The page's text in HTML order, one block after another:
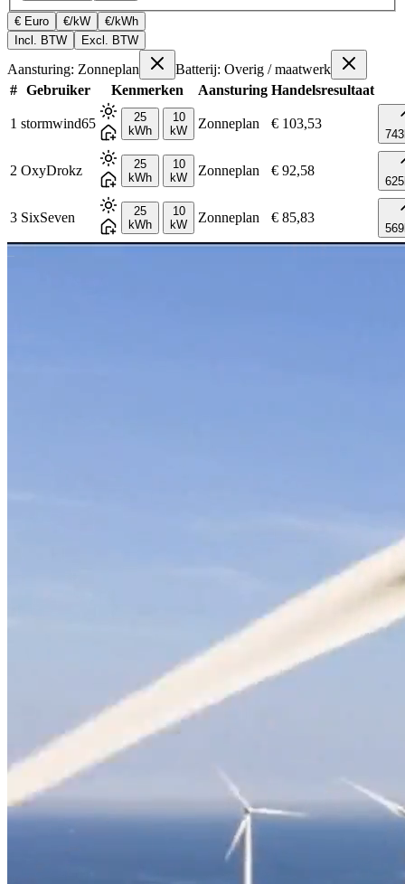
€ Euro €/kW
€/kWh
Incl. BTW
Excl. BTW
Aansturing: Zonneplan
Batterij: Overig / maatwerk
# Gebruiker Kenmerken Aansturing Handelsresultaat
1 stormwind65
25
kWh
10
kW
Zonneplan € 103,53
743
2 OxyDrokz
25
kWh
10
kW
Zonneplan € 92,58
625
3 SixSeven
25
kWh
10
kW
Zonneplan € 85,83
569